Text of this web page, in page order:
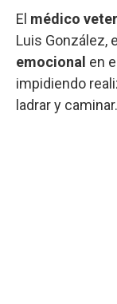
El médico
Luis González,
emocional en
impidiendo
ladrar y caminar.